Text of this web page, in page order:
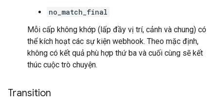
no_match_final
Mỗi cấp không khớp (lấp đầy vị trí, cảnh và chung) có
thể kích hoạt các sự kiện webhook. Theo mặc định,
không có kết quả phù hợp thứ ba và cuối cùng sẽ kết
thúc cuộc trò chuyện.
Transition